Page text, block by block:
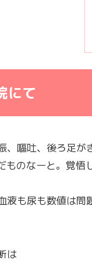
にて
、嘔吐、後ろ足が
のなーと。覚悟
液も尿も数値は問
は